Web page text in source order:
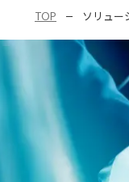
TOP ソリュー